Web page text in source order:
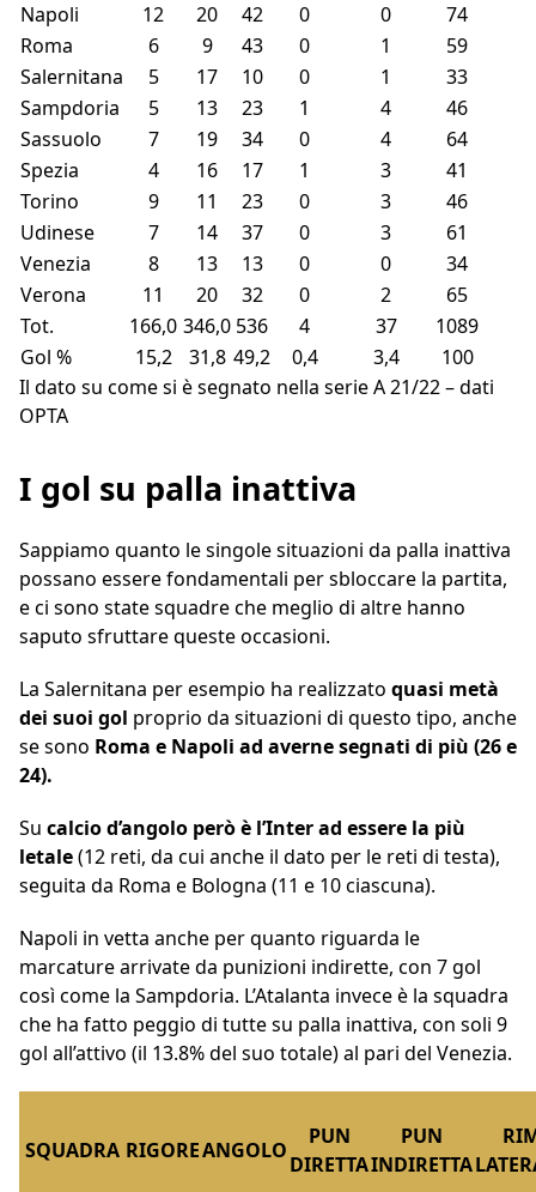
Napoli
12 20 42 0 0
74
Roma
6 9 43 0 1
59
Salernitana
5 17 10 0 1
33
Sampdoria
5 13 23 1 4
46
Sassuolo
7 19 34 0 4
64
Spezia
4 16 17 1 3
41
Torino
9 11 23 0 3
46
Udinese
7 14 37 0 3
61
Venezia
8 13 13 0 0
34
Verona
11 20 32 0 2
65
Tot.
166,0 346,0 536 4 37
1089
Gol %
15,2 31,8 49,2 0,4 3,4
100
Il dato su come si è segnato nella serie A 21/22 – dati
OPTA
I gol su palla inattiva
Sappiamo quanto le singole situazioni da palla inattiva
possano essere fondamentali per sbloccare la partita,
e ci sono state squadre che meglio di altre hanno
saputo sfruttare queste occasioni.
La Salernitana per esempio ha realizzato quasi metà
dei suoi gol proprio da situazioni di questo tipo, anche
se sono Roma e Napoli ad averne segnati di più (26 e
24).
Su calcio d’angolo però è l’Inter ad essere la più
letale(12 reti, da cui anche il dato per le reti di testa),
seguita da Roma e Bologna (11 e 10 ciascuna).
Napoli in vetta anche per quanto riguarda le
marcature arrivate da punizioni indirette, con 7 gol
così come la Sampdoria. L’Atalanta invece è la squadra
che ha fatto peggio di tutte su palla inattiva, con soli 9
gol all’attivo (il 13.8% del suo totale) al pari del Venezia.
SQUADRA RIGOREANGOLO
PUN
DIRETTA
PUN
INDIRETTA